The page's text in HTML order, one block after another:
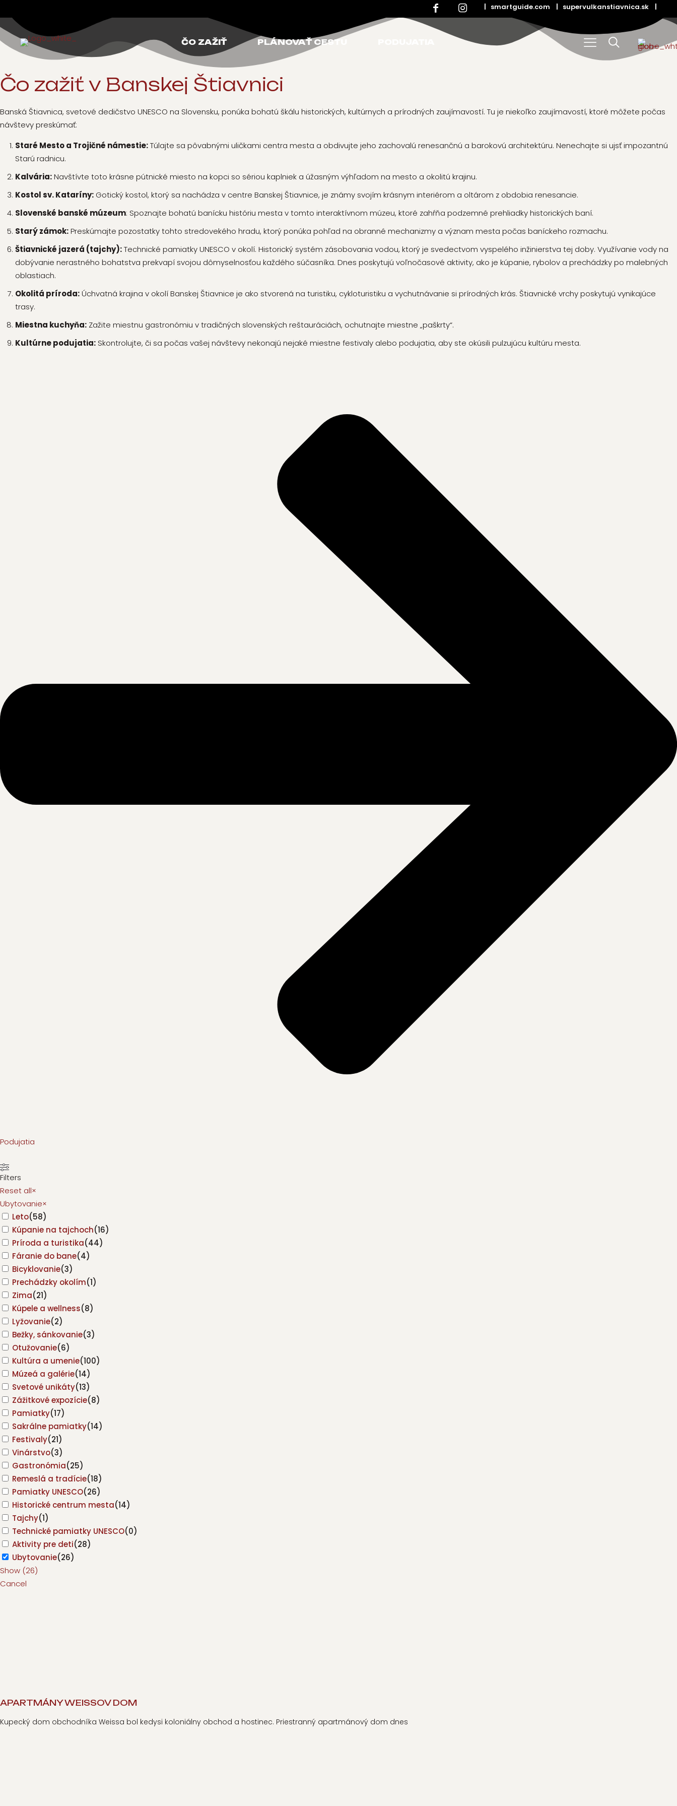
| smartguide.com | supervulkanstiavnica.sk |
ČO ZAŽIŤ PLÁNOVAŤ CESTU
Čo zažiť v Banskej Štiavnici
Banská Štiavnica, svetové dedičstvo UNESCO na Slovensku, ponúka bohatú škálu historických, kultúrnych a prírodných zaujímavostí. Tu je niekoľko zaujímavostí, ktoré môžete počas
návštevy preskúmať:
Staré Mesto a Trojičné námestie:Túlajte sa pôvabnými uličkami centra mesta a obdivujte jeho zachovalú renesančnú a barokovú architektúru. Nenechajte si ujsť impozantnú
Starú radnicu.
Kalvária:Navštívte toto krásne pútnické miesto na kopci so sériou kaplniek a úžasným výhľadom na mesto a okolitú krajinu.
Kostol sv. Kataríny: Gotický kostol, ktorý sa nachádza v centre Banskej Štiavnice, je známy svojím krásnym interiérom a oltárom z obdobia renesancie.
Slovenské banské múzeum: Spoznajte bohatú banícku históriu mesta v tomto interaktívnom múzeu, ktoré zahŕňa podzemné prehliadky historických baní.
Starý zámok:Preskúmajte pozostatky tohto stredovekého hradu, ktorý ponúka pohľad na obranné mechanizmy a význam mesta počas baníckeho rozmachu.
Štiavnické jazerá (tajchy):Technické pamiatky UNESCO v okolí. Historický systém zásobovania vodou, ktorý je svedectvom vyspelého inžinierstva tej doby. Využívanie vody na
dobývanie nerastného bohatstva prekvapí svojou dômyselnosťou každého súčasníka. Dnes poskytujú voľnočasové aktivity, ako je kúpanie, rybolov a prechádzky po malebných
oblastiach.
Okolitá príroda:Úchvatná krajina v okolí Banskej Štiavnice je ako stvorená na turistiku, cykloturistiku a vychutnávanie si prírodných krás. Štiavnické vrchy poskytujú vynikajúce
trasy.
Miestna kuchyňa: Zažite miestnu gastronómiu v tradičných slovenských reštauráciách, ochutnajte miestne „paškrty“.
Kultúrne podujatia: Skontrolujte, či sa počas vašej návštevy nekonajú nejaké miestne festivaly alebo podujatia, aby ste okúsili pulzujúcu kultúru mesta.
Podujatia
Filters
Reset all×
Ubytovanie×
Leto(58)
Kúpanie na tajchoch(16)
Príroda a turistika(44)
Fáranie do bane(4)
Bicyklovanie(3)
Prechádzky okolím(1)
Zima(21)
Kúpele a wellness(8)
Lyžovanie(2)
Bežky, sánkovanie(3)
Otužovanie(6)
Kultúra a umenie(100)
Múzeá a galérie(14)
Svetové unikáty(13)
Zážitkové expozície(8)
Pamiatky(17)
Sakrálne pamiatky(14)
Festivaly(21)
Vinárstvo(3)
Gastronómia(25)
Remeslá a tradície(18)
Pamiatky UNESCO(26)
Historické centrum mesta(14)
Tajchy(1)
Technické pamiatky UNESCO(0)
Aktivity pre deti(28)
Ubytovanie(26)
Show (26)
Cancel
APARTMÁNY WEISSOV DOM
Kupecký dom obchodníka Weissa bol kedysi koloniálny obchod a hostinec. Priestranný apartmánový dom dnes